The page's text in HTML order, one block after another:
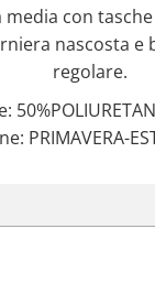
media con
nascosta e
regolare.
PRIMAVERA-